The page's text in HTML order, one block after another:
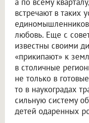
встречают в таких
любовь. Еще с
известны своими
«прикипают» к
в столичные
не только в
то в наукоградах
сильную систему
детей одаренных